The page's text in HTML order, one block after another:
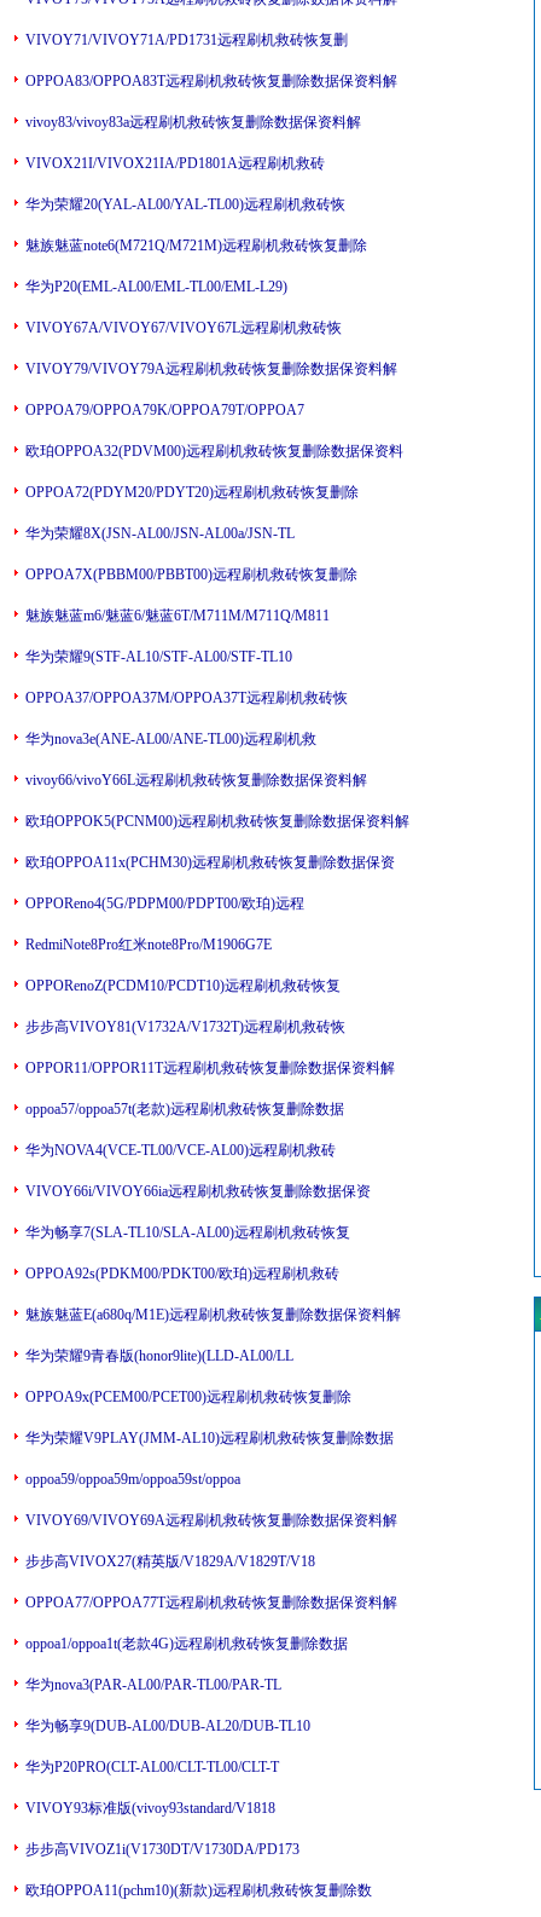
VIVOY71/VIVOY71A/PD1731远程刷机救砖恢复删
OPPOA83/OPPOA83T远程刷机救砖恢复删除数据保资料解
vivoy83/vivoy83a远程刷机救砖恢复删除数据保资料解
VIVOX21I/VIVOX21IA/PD1801A远程刷机救砖
华为荣耀20(YAL-AL00/YAL-TL00)远程刷机救砖恢
魅族魅蓝note6(M721Q/M721M)远程刷机救砖恢复删除
华为P20(EML-AL00/EML-TL00/EML-L29)
VIVOY67A/VIVOY67/VIVOY67L远程刷机救砖恢
VIVOY79/VIVOY79A远程刷机救砖恢复删除数据保资料解
OPPOA79/OPPOA79K/OPPOA79T/OPPOA7
欧珀OPPOA32(PDVM00)远程刷机救砖恢复删除数据保资料
OPPOA72(PDYM20/PDYT20)远程刷机救砖恢复删除
华为荣耀8X(JSN-AL00/JSN-AL00a/JSN-TL
OPPOA7X(PBBM00/PBBT00)远程刷机救砖恢复删除
魅族魅蓝m6/魅蓝6/魅蓝6T/M711M/M711Q/M811
华为荣耀9(STF-AL10/STF-AL00/STF-TL10
OPPOA37/OPPOA37M/OPPOA37T远程刷机救砖恢
华为nova3e(ANE-AL00/ANE-TL00)远程刷机救
vivoy66/vivoY66L远程刷机救砖恢复删除数据保资料解
欧珀OPPOK5(PCNM00)远程刷机救砖恢复删除数据保资料解
欧珀OPPOA11x(PCHM30)远程刷机救砖恢复删除数据保资
OPPOReno4(5G/PDPM00/PDPT00/欧珀)远程
RedmiNote8Pro红米note8Pro/M1906G7E
OPPORenoZ(PCDM10/PCDT10)远程刷机救砖恢复
步步高VIVOY81(V1732A/V1732T)远程刷机救砖恢
OPPOR11/OPPOR11T远程刷机救砖恢复删除数据保资料解
oppoa57/oppoa57t(老款)远程刷机救砖恢复删除数据
华为NOVA4(VCE-TL00/VCE-AL00)远程刷机救砖
VIVOY66i/VIVOY66ia远程刷机救砖恢复删除数据保资
华为畅享7(SLA-TL10/SLA-AL00)远程刷机救砖恢复
OPPOA92s(PDKM00/PDKT00/欧珀)远程刷机救砖
魅族魅蓝E(a680q/M1E)远程刷机救砖恢复删除数据保资料解
华为荣耀9青春版(honor9lite)(LLD-AL00/LL
OPPOA9x(PCEM00/PCET00)远程刷机救砖恢复删除
华为荣耀V9PLAY(JMM-AL10)远程刷机救砖恢复删除数据
oppoa59/oppoa59m/oppoa59st/oppoa
VIVOY69/VIVOY69A远程刷机救砖恢复删除数据保资料解
步步高VIVOX27(精英版/V1829A/V1829T/V18
OPPOA77/OPPOA77T远程刷机救砖恢复删除数据保资料解
oppoa1/oppoa1t(老款4G)远程刷机救砖恢复删除数据
华为nova3(PAR-AL00/PAR-TL00/PAR-TL
华为畅享9(DUB-AL00/DUB-AL20/DUB-TL10
华为P20PRO(CLT-AL00/CLT-TL00/CLT-T
VIVOY93标准版(vivoy93standard/V1818
步步高VIVOZ1i(V1730DT/V1730DA/PD173
欧珀OPPOA11(pchm10)(新款)远程刷机救砖恢复删除数